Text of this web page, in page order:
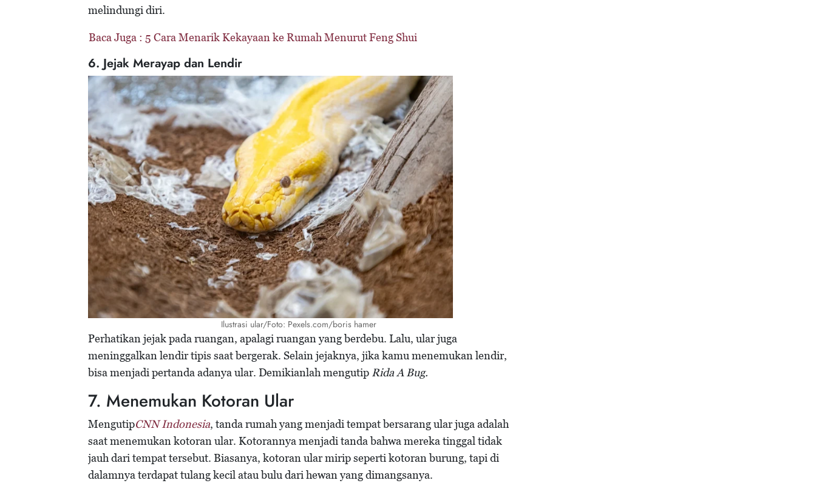
melindungi diri.
Baca Juga : 5 Cara Menarik Kekayaan ke Rumah Menurut Feng Shui
6. Jejak Merayap dan Lendir
Ilustrasi ular/Foto: Pexels.com/boris hamer
Perhatikan jejak pada ruangan, apalagi ruangan yang berdebu. Lalu, ular juga
meninggalkan lendir tipis saat bergerak. Selain jejaknya, jika kamu menemukan lendir,
bisa menjadi pertanda adanya ular. Demikianlah mengutip Rida A Bug.
7. Menemukan Kotoran Ular
MengutipCNN Indonesia, tanda rumah yang menjadi tempat bersarang ular juga adalah
saat menemukan kotoran ular. Kotorannya menjadi tanda bahwa mereka tinggal tidak
jauh dari tempat tersebut. Biasanya, kotoran ular mirip seperti kotoran burung, tapi di
dalamnya terdapat tulang kecil atau bulu dari hewan yang dimangsanya.